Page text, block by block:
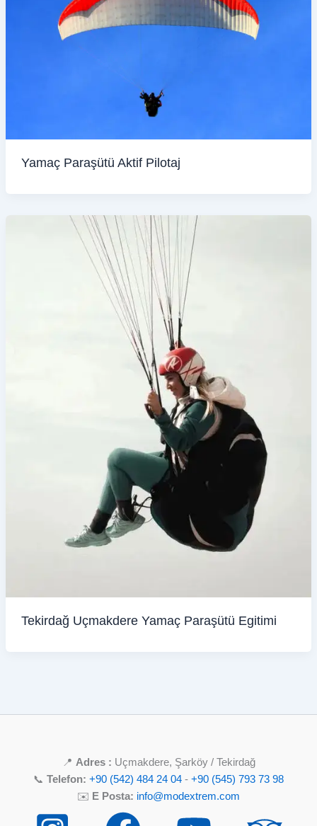
Yamaç Paraşütü Aktif Pilotaj
Tekirdağ Uçmakdere Yamaç Paraşütü Egitimi
📍 Adres : Uçmakdere, Şarköy / Tekirdağ
📞 Telefon: +90 (542) 484 24 04 - +90 (545) 793 73 98
✉️ E Posta: info@modextrem.com